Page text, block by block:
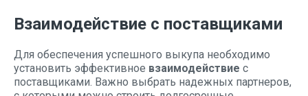
Взаимодействие с поставщиками
Для обеспечения успешного выкупа необходимо
установить эффективное взаимодействие с
поставщиками. Важно выбрать надежных партнеров,